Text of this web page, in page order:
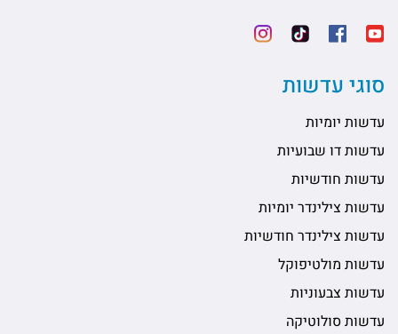
סוגי עדשות
עדשות יומיות
עדשות דו שבועיות
עדשות חודשיות
עדשות צילינדר יומיות
עדשות צילינדר חודשיות
עדשות מולטיפוקל
עדשות צבעוניות
עדשות סולוטיקה